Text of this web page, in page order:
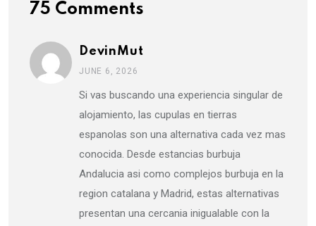
75 Comments
DevinMut
JUNE 6, 2026
Si vas buscando una experiencia singular de
alojamiento, las cupulas en tierras
espanolas son una alternativa cada vez mas
conocida. Desde estancias burbuja
Andalucia asi como complejos burbuja en la
region catalana y Madrid, estas alternativas
presentan una cercania inigualable con la